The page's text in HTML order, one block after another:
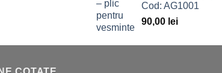
Cod: AG1001
90,00 lei